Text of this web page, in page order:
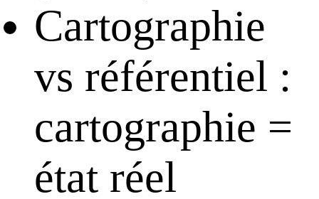
Cartographie
vs référentiel :
cartographie =
état réel